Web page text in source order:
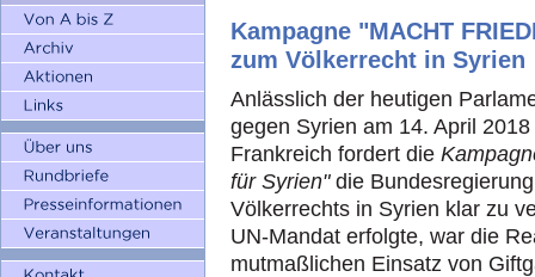
Kampagne "MACHT
zum Völkerrecht in Syrien
Anlässlich der heutigen
gegen Syrien am 14. April
Frankreich fordert die
für Syrien" die
Völkerrechts in Syrien klar zu
UN-Mandat erfolgte, war die
mutmaßlichen Einsatz von